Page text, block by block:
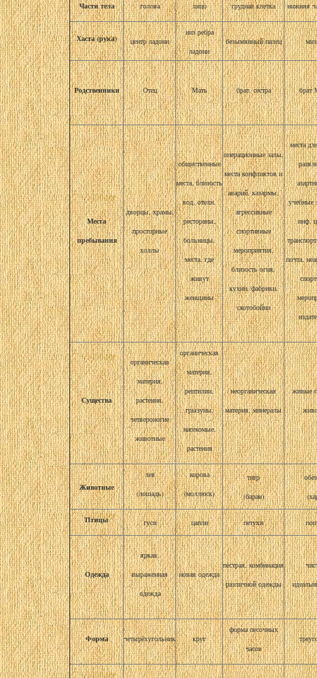
Части тела голова лицо грудная клетка нижняя
Хаста (рука) центр ладони
низ ребра
ладони
безымянный палец
Родственники Отец Мать брат, сестра брат
Места
пребывания
дворцы, храмы,
просторные
холлы
общественные
места, близость
вод, отели,
рестораны,
больницы,
места, где
живут
женщины
операционные залы,
места конфликтов и
аварий, казармы,
агрессивные
спортивные
мероприятия,
близость огня,
кухни, фабрики,
скотобойни
места
учебные
инф.
почта,
Существа
органическая
материя,
растения,
четвероногие
животные
органическая
материя,
рептилии,
грызуны,
насекомые,
растения
неорганическая
материя, минералы
живые
Животные
лев
(лошадь)
корова
(моллюск)
тигр
(баран)
Птицы гуси цапли петухи
Одежда
яркая,
выраженная
одежда
новая одежда
пёстрая, комбинация
различной одежды
Форма четырёхугольник круг
форма песочных
часов